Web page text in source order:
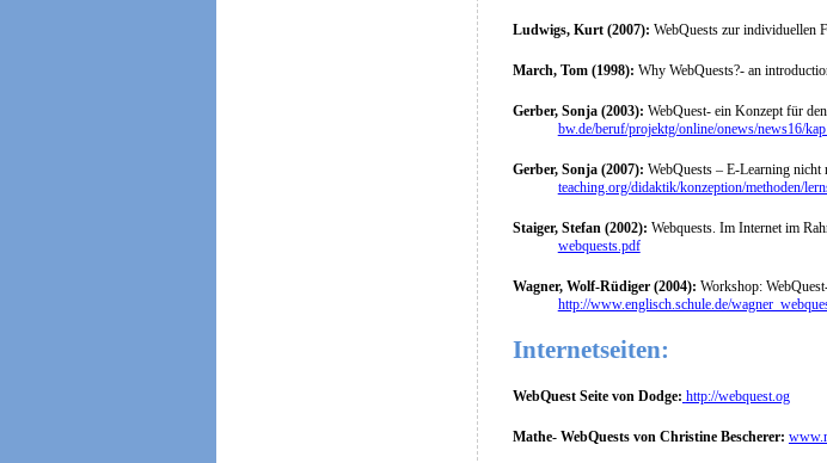
Ludwigs, Kurt (2007): WebQuests zur individuellen
March, Tom (1998): Why WebQuests?- an
Gerber, Sonja (2003): WebQuest- ein Konzept für
bw.de/beruf/projektg/online/onews/news16/
Gerber, Sonja (2007): WebQuests – E-Learning
teaching.org/didaktik/konzeption/methoden/
Staiger, Stefan (2002): Webquests. Im Internet im
webquests.pdf
Wagner, Wolf-Rüdiger (2004): Workshop:
http://www.englisch.schule.de/
Internetseiten:
WebQuest Seite von Dodge: http://webquest.og
Mathe- WebQuests von Christine Bescherer: